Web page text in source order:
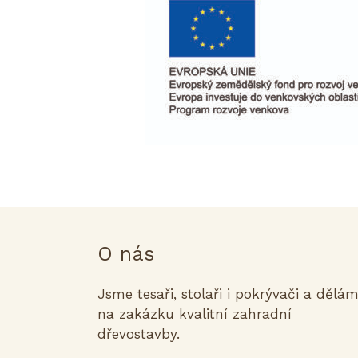
O nás
Jsme tesaři, stolaři i pokrývači a
na zakázku kvalitní zahradní
dřevostavby.